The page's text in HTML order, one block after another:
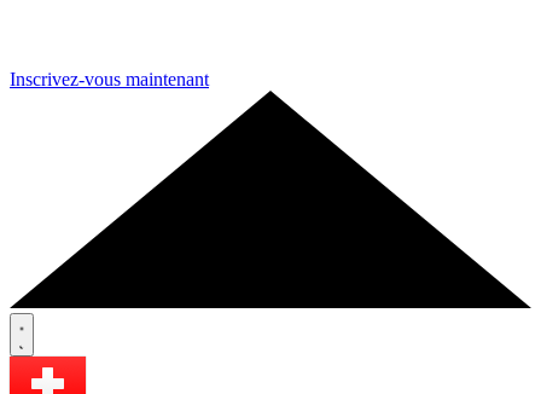
Inscrivez-vous maintenant